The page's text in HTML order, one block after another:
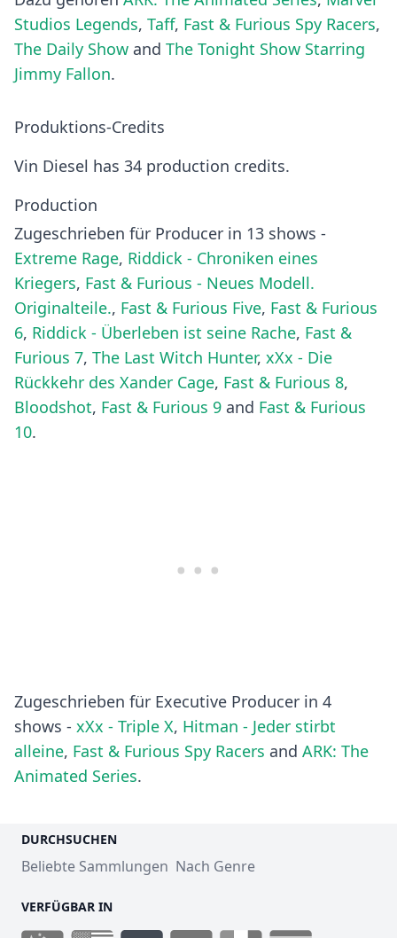
Studios Legends, Taff, Fast & Furious Spy Racers,
The Daily Show and The Tonight Show Starring
Jimmy Fallon.
Produktions-Credits
Vin Diesel has 34 production credits.
Production
Zugeschrieben für Producer in 13 shows -
Extreme Rage, Riddick - Chroniken eines
Kriegers, Fast & Furious - Neues Modell.
Originalteile., Fast & Furious Five, Fast & Furious
6, Riddick - Überleben ist seine Rache, Fast &
Furious 7, The Last Witch Hunter, xXx - Die
Rückkehr des Xander Cage, Fast & Furious 8,
Bloodshot, Fast & Furious 9 and Fast & Furious
10.
Zugeschrieben für Executive Producer in 4
shows - xXx - Triple X, Hitman - Jeder stirbt
alleine, Fast & Furious Spy Racers and ARK: The
Animated Series.
DURCHSUCHEN
Beliebte Sammlungen Nach Genre
VERFÜGBAR IN